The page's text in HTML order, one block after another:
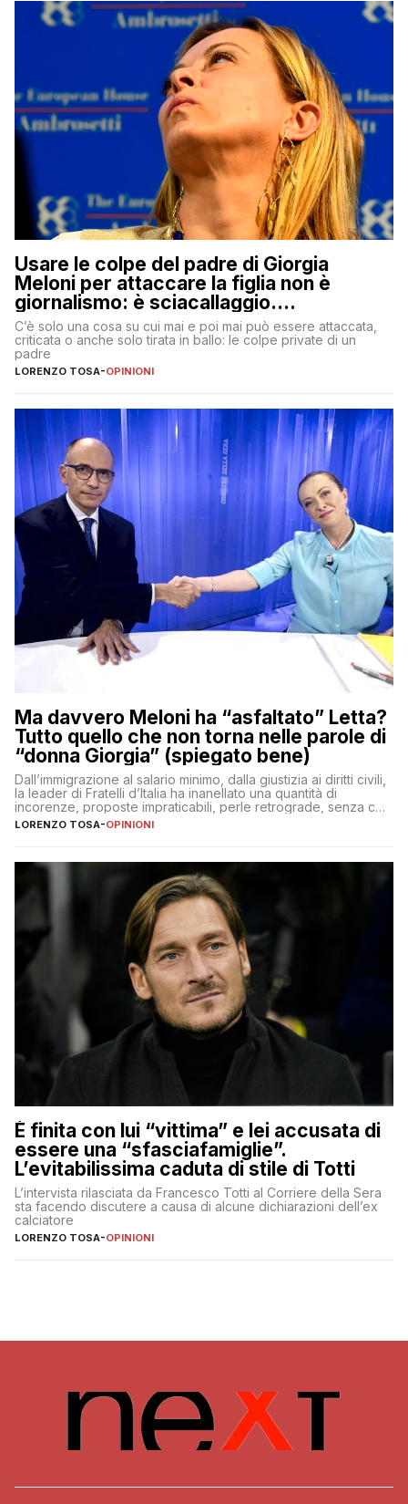
Usare le colpe del padre di Giorgia
Meloni per attaccare la figlia non è
giornalismo: è sciacallaggio.
Dimostriamo di essere diversi
C’è solo una cosa su cui mai e poi mai può essere attaccata,
criticata o anche solo tirata in ballo: le colpe private di un
padre
LORENZO TOSA-OPINIONI
Ma davvero Meloni ha “asfaltato” Letta?
Tutto quello che non torna nelle parole di
“donna Giorgia” (spiegato bene)
Dall’immigrazione al salario minimo, dalla giustizia ai diritti civili,
la leader di Fratelli d’Italia ha inanellato una quantità di
incorenze, proposte impraticabili, perle retrograde, senza che
nessuno – a destra come a sinistra – glielo abbia fatto notare
LORENZO TOSA-OPINIONI
È finita con lui “vittima” e lei accusata di
essere una “sfasciafamiglie”.
L’evitabilissima caduta di stile di Totti
L’intervista rilasciata da Francesco Totti al Corriere della Sera
sta facendo discutere a causa di alcune dichiarazioni dell’ex
calciatore
LORENZO TOSA-OPINIONI